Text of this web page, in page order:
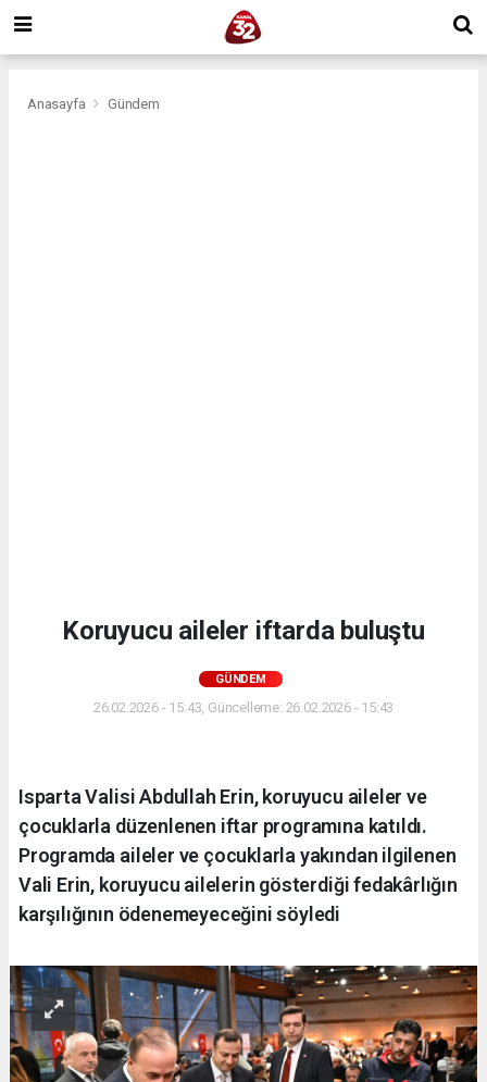
Anasayfa Gündem
Koruyucu aileler iftarda buluştu
GÜNDEM
26.02.2026 - 15:43, Güncelleme: 26.02.2026 - 15:43
Isparta Valisi Abdullah Erin, koruyucu aileler ve
çocuklarla düzenlenen iftar programına katıldı.
Programda aileler ve çocuklarla yakından ilgilenen
Vali Erin, koruyucu ailelerin gösterdiği fedakârlığın
karşılığının ödenemeyeceğini söyledi